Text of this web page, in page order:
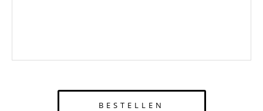
BESTELLEN